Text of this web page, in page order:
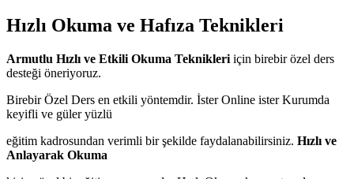
Hızlı Okuma ve Hafıza Teknikleri
Armutlu Hızlı ve Etkili Okuma Teknikleri için birebir özel ders
desteği öneriyoruz.
Birebir Özel Ders en etkili yöntemdir. İster Online ister Kurumda
keyifli ve güler yüzlü
eğitim kadrosundan verimli bir şekilde faydalanabilirsiniz. Hızlı ve
Anlayarak Okuma